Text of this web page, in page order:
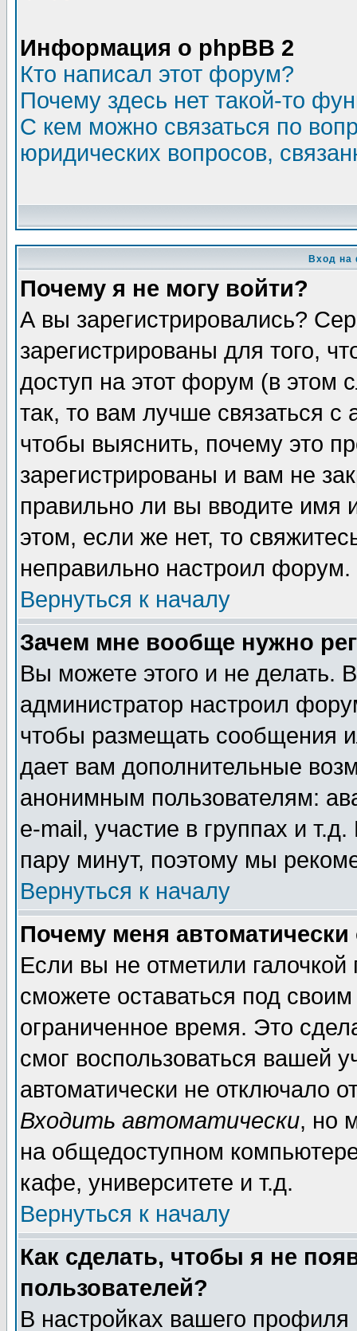
Информация о phpBB 2
Кто написал этот форум?
Почему здесь нет такой-то
С кем можно связаться по
юридических вопросов,
Вход на
Почему я не могу войти?
А вы зарегистрировались?
зарегистрированы для того,
доступ на этот форум (в этом
так, то вам лучше связаться
чтобы выяснить, почему это
зарегистрированы и вам не
правильно ли вы вводите
этом, если же нет, то
неправильно настроил форум.
Вернуться к началу
Зачем мне вообще нужно
Вы можете этого и не делать.
администратор настроил
чтобы размещать сообщения
дает вам дополнительные
анонимным пользователям:
e-mail, участие в группах и
пару минут, поэтому мы
Вернуться к началу
Почему меня автоматически
Если вы не отметили галочкой
сможете оставаться под
ограниченное время. Это
смог воспользоваться вашей
автоматически не отключало
Входить автоматически, но
на общедоступном
кафе, университете и т.д.
Вернуться к началу
Как сделать, чтобы я не
пользователей?
В настройках вашего